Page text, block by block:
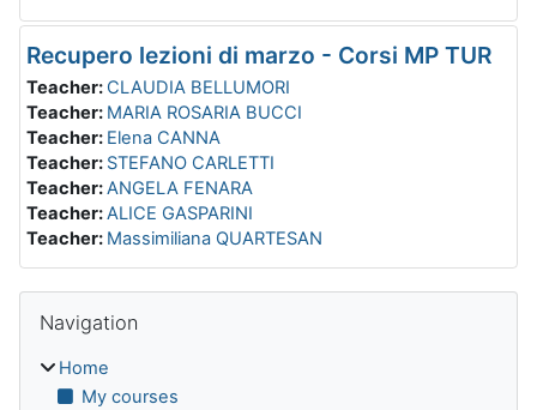
Recupero lezioni di marzo - Corsi MP TUR
Teacher: CLAUDIA BELLUMORI
Teacher: MARIA ROSARIA BUCCI
Teacher: Elena CANNA
Teacher: STEFANO CARLETTI
Teacher:ANGELA FENARA
Teacher:ALICE GASPARINI
Teacher: Massimiliana QUARTESAN
Blocks
Navigation
Home
My courses